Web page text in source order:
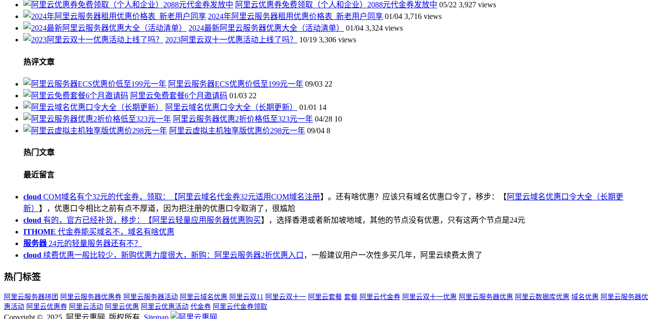
阿里云优惠券免费领取（个人和企业）2088元代金券发放中 05/22 3,927 views
2024年阿里云服务器租用优惠价格表_新老用户同享 01/04 3,716 views
2024最新阿里云服务器优惠大全（活动清单）
01/04 3,324 views
2023阿里云双十一优惠活动上线了吗？
10/19 3,306 views
热评文章
阿里云服务器ECS优惠价低至199元一年 09/03 22
阿里云免费套餐6个月邀请码 01/03 22
阿里云域名优惠口令大全（长期更新）
01/01 14
阿里云服务器优惠2折价格低至323元一年 04/28 10
阿里云虚拟主机独享版优惠价298元一年 09/04 8
热门文章
最近留言
cloud COM域名有个32元的代金券，领取：【 阿里云域名代金券32元适用COM域名注册】。还有啥优惠？应该只有域名优惠口令了，移步：【 阿里云域名优惠口令大全（长期更
新） 】，优惠口令相比之前有点不厚道，因为把注册的优惠口令取消了，很尴尬
cloud 有的，官方已经补货，移步：【 阿里云轻量应用服务器优惠购买】，选择香港或者新加坡地域，其他的节点没有优惠，只有这两个节点是24元
ITHOME 代金券能买域名不，域名有啥优惠
服务器24元的轻量服务器还有不？
cloud 续费优惠一般比较少，新购优惠力度很大，新购： 阿里云服务器2折优惠入口 ，一般建议用户一次性多买几年，阿里云续费太贵了
热门标签
阿里云服务器拼团 阿里云服务器优惠券 阿里云服务器活动 阿里云域名优惠 阿里云双11 阿里云双十一 阿里云套餐 套餐 阿里云代金券 阿里云双十一优惠 阿里云服务器优惠 阿里云数据库优惠 域名优惠 阿里云服务器优
惠活动 阿里云优惠券 阿里云活动 阿里云优惠 阿里云优惠活动 代金券 阿里云代金券领取